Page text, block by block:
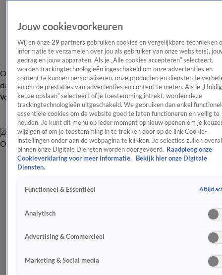
OverzichtAfleveringen Entertainment TV Algemeen
Tip
de redactieNieuwsbrief
Volg Shownieuws
Zoeken
OverzichtEntertainmentSpraakmakendRealityCrimeVideo's
Jouw cookievoorkeuren
Wij en onze 29 partners gebruiken cookies en vergelijkbare technieken
informatie te verzamelen over jou als gebruiker van onze website(s),
gedrag en jouw apparaten. Als je „Alle cookies accepteren” selecteert,
worden trackingtechnologieën ingeschakeld om onze advertenties en
content te kunnen personaliseren, onze producten en diensten te
en om de prestaties van advertenties en content te meten. Als je
keuze opslaan” selecteert of je toestemming intrekt, worden deze
trackingtechnologieën uitgeschakeld. We gebruiken dan enkel
essentiële cookies om de website goed te laten functioneren en veilig te
houden. Je kunt dit menu op ieder moment opnieuw openen om je
wijzigen of om je toestemming in te trekken door op de link Cookie-
instellingen onder aan de webpagina te klikken. Je selecties zullen overal
binnen onze Digitale Diensten worden doorgevoerd. Raadpleeg onze
Cookieverklaring voor meer informatie.
Bekijk hier onze Digitale
Diensten.
Functioneel & Essentieel Altijd
Analytisch
Advertising & Commercieel
Marketing & Social media